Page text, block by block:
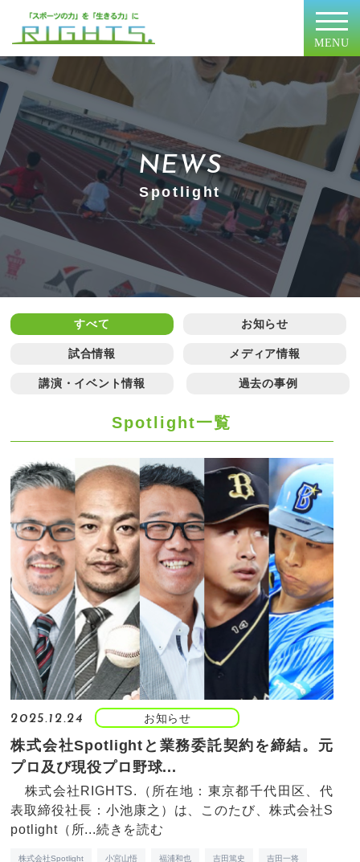
MENU
NEWS
Spotlight
すべて お知らせ
試合情報 メディア情報
講演・イベント情報 過去の事例
Spotlight一覧
2025.12.24 お知らせ
株式会社Spotlightと業務委託契約を締結。元
プロ及び現役プロ野球...
株式会社RIGHTS.（所在地：東京都千代田区、代
表取締役社長：小池康之）は、このたび、株式会社S
potlight（所...続きを読む
株式会社Spotlight 小宮山悟 福浦和也 吉田篤史 吉田一将